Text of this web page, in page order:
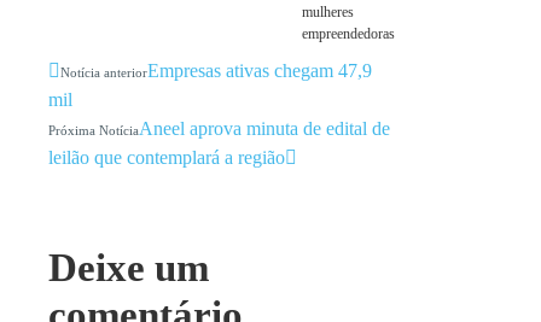
mulheres
empreendedoras
Notícia anteriorEmpresas ativas chegam 47,9
mil
Próxima NotíciaAneel aprova minuta de edital de
leilão que contemplará a região
Deixe um